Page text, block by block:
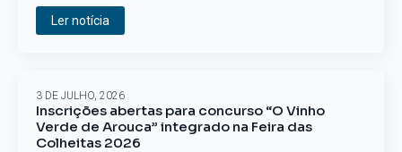
Ler notícia
Inscrições abertas para concurso “O Vinho
Verde de Arouca” integrado na Feira das
Colheitas 2026
3 DE JULHO, 2026